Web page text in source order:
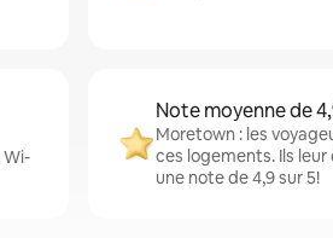
Wi-
Note moyenne de
Moretown : les
ces logements. Ils
une note de 4,9 sur 5!